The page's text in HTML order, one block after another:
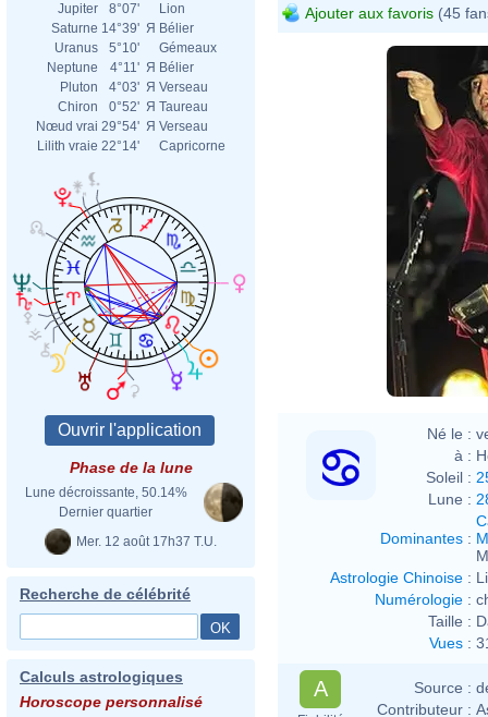
Jupiter
8°07'
Lion
Saturne 14°39' Я Bélier
Uranus
5°10'
Gémeaux
Neptune
4°11' Я Bélier
Pluton
4°03' Я Verseau
Chiron
0°52' Я Taureau
Nœud vrai 29°54' Я Verseau
Lilith vraie 22°14' Capricorne
Phase de la lune
Lune décroissante, 50.14%
Dernier quartier
Mer. 12 août 17h37 T.U.
Recherche de célébrité
Calculs astrologiques
Horoscope personnalisé
Ajouter aux favoris (45
Né le :
à :
Soleil :
Lune :
Dominantes :
Astrologie Chinoise :
Numérologie :
Taille :
Vues :
A Source :
Contributeur :